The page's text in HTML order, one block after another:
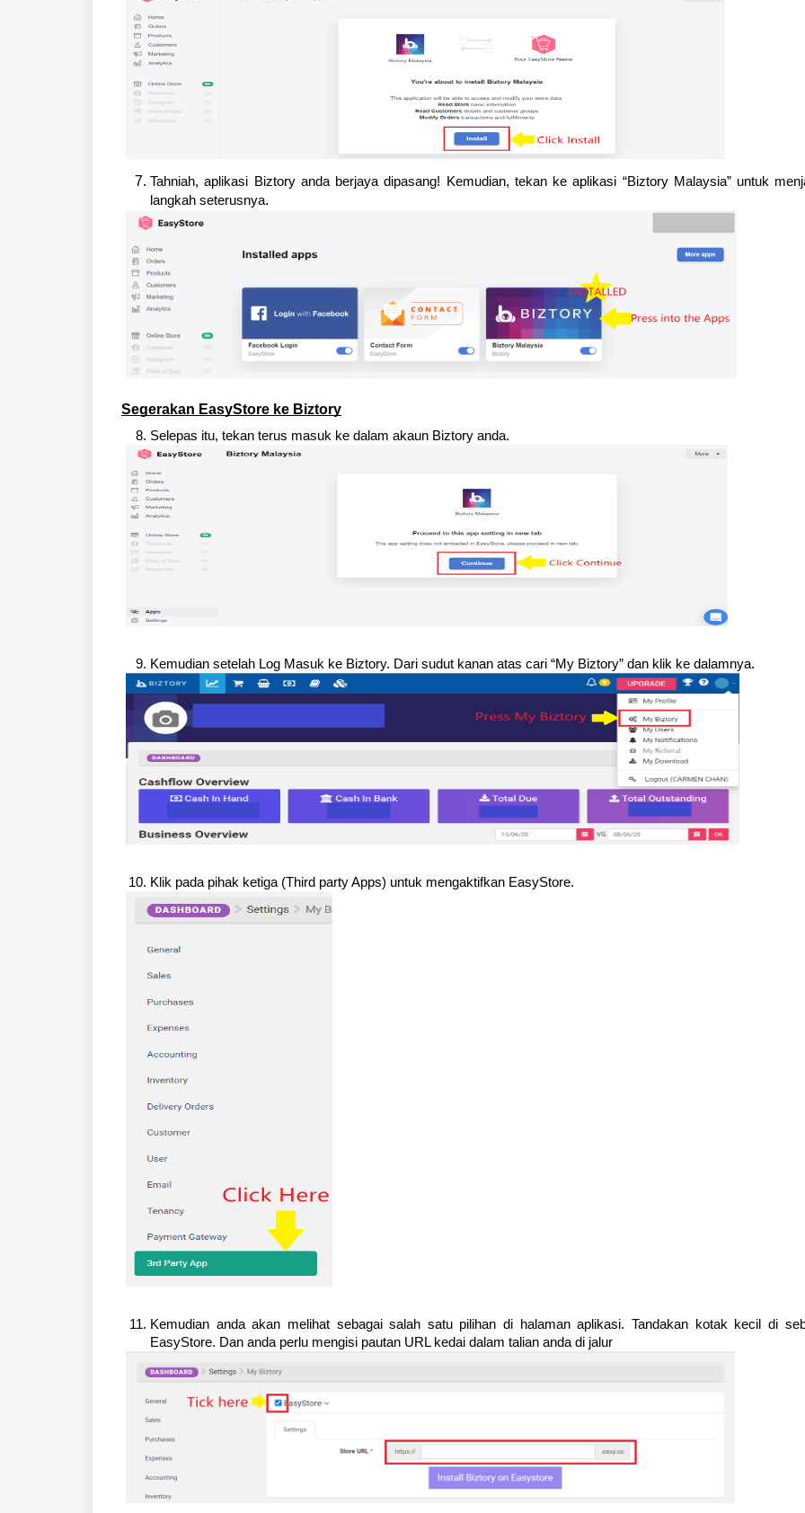
Tahniah, aplikasi Biztory anda berjaya dipasang! Kemudian, tekan ke aplikasi “Biztory Malaysia” untuk
langkah seterusnya.
Segerakan EasyStore ke Biztory
Selepas itu, tekan terus masuk ke dalam akaun Biztory anda.
Kemudian setelah Log Masuk ke Biztory. Dari sudut kanan atas cari “My Biztory” dan klik ke dalamnya.
Klik pada pihak ketiga (Third party Apps) untuk mengaktifkan EasyStore.
Kemudian anda akan melihat sebagai salah satu pilihan di halaman aplikasi. Tandakan kotak kecil di
EasyStore. Dan anda perlu mengisi pautan URL kedai dalam talian anda di jalur